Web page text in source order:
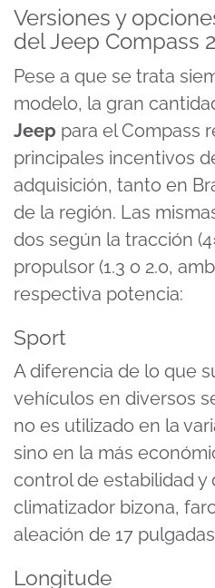
seconds
of
7
minutes,
9
seconds
Versiones y
del Jeep Compass
Pese a que se trata
modelo, la gran
Jeep para el Compass
principales incentivos
adquisición, tanto en
de la región. Las
dos según la tracción
propulsor (1.3 o 2.0,
respectiva potencia:
Sport
A diferencia de lo que
vehículos en diversos
no es utilizado en la
sino en la más
control de estabilidad y
climatizador bizona,
aleación de 17
Longitude